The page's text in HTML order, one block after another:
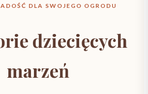
DLA SWOJEGO OGRODU
dziecięcych
marzeń